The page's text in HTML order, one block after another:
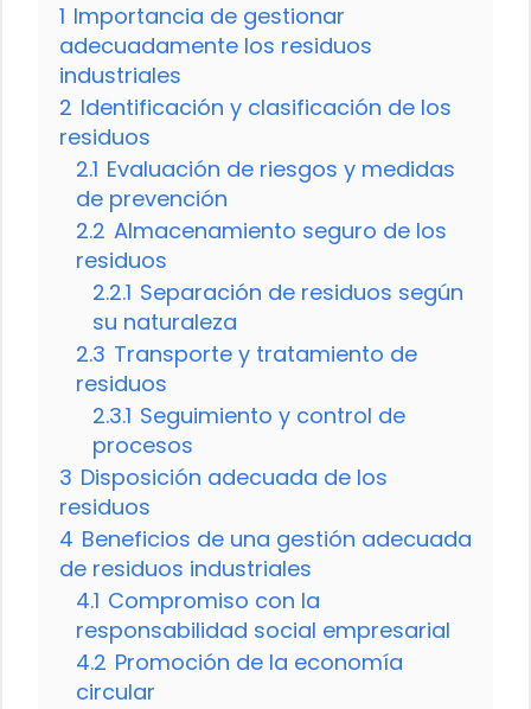
1 Importancia de gestionar
adecuadamente los residuos
industriales
2 Identificación y clasificación de los
residuos
2.1 Evaluación de riesgos y medidas
de prevención
2.2 Almacenamiento seguro de los
residuos
2.2.1 Separación de residuos según
su naturaleza
2.3 Transporte y tratamiento de
residuos
2.3.1 Seguimiento y control de
procesos
3 Disposición adecuada de los
residuos
4 Beneficios de una gestión adecuada
de residuos industriales
4.1 Compromiso con la
responsabilidad social empresarial
4.2 Promoción de la economía
circular